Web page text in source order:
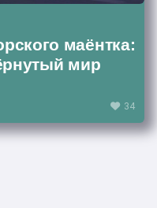
маёнтка:
мир
34